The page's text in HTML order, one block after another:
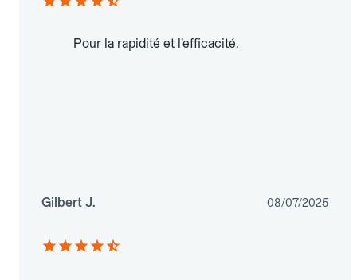
Pour la rapidité et l’efficacité.
Gilbert J. 08/07/2025